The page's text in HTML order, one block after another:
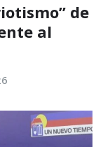
de
al